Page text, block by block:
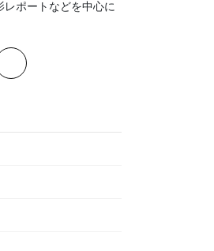
ポートなどを中心に